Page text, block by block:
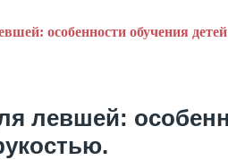
особенности обучения
левшей: